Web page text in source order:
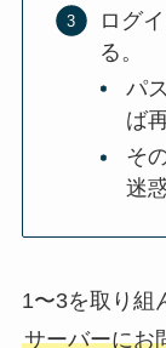
ログ
る。
パ
ば
そ
迷
1〜3を取り組
サーバーにお